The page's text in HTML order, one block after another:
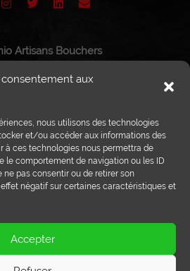
aux
nous utilisons des technologies
et/ou accéder aux informations des
à ces technologies nous permettra de
le comportement de navigation ou les ID
ne pas consentir ou de retirer son
négatif sur certaines caractéristiques et
Accepter
Artisans Bouchers
1950 Sion
: 027 203 32 02
: 027 203 32 68